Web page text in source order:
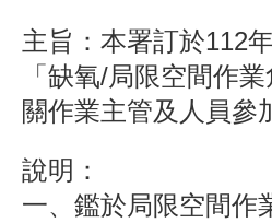
主旨：本署訂於112
「缺氧/局限空間作
關作業主管及人員參
說明：
一、鑑於局限空間作